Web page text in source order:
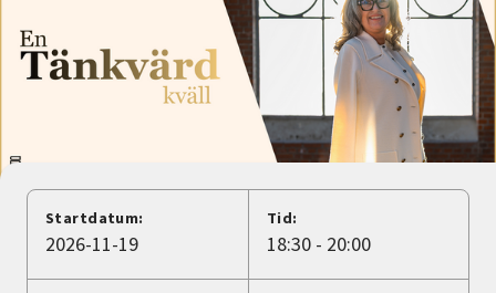
Nyheter
Lyssna
Startdatum:
2026-11-19
Tid:
18:30 - 20:00